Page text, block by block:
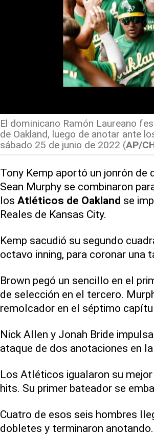
El dominicano Ramón Laureano
de Oakland, luego de anotar ante
sábado 25 de junio de 2022 (AP/
Tony Kemp aportó un jonrón de
Sean Murphy se combinaron
los Atléticos de Oakland se
Reales de Kansas City.
Kemp sacudió su segundo
octavo inning, para coronar una
Brown pegó un sencillo en el
de selección en el tercero.
remolcador en el séptimo
Nick Allen y Jonah Bride
ataque de dos anotaciones en
Los Atléticos igualaron su
hits. Su primer bateador se
Cuatro de esos seis hombres
dobletes y terminaron anotando.